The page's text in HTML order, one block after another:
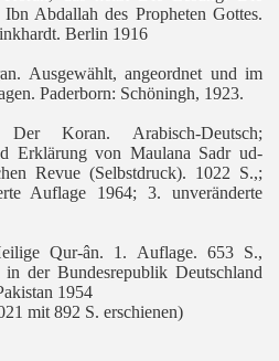
Abdallah des Propheten Gottes.
Berlin 1916
Ausgewählt, angeordnet und im
Paderborn: Schöningh, 1923.
Koran. Arabisch-Deutsch;
Erklärung von Maulana Sadr ud-
Revue (Selbstdruck). 1022 S.,;
Auflage 1964; 3. unveränderte
Qur-ân. 1. Auflage. 653 S.,
der Bundesrepublik Deutschland
1954
mit 892 S. erschienen)